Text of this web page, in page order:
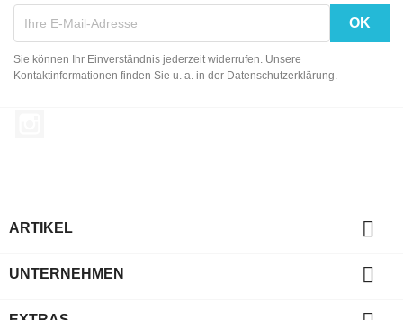
Sie können Ihr Einverständnis jederzeit widerrufen. Unsere
Kontaktinformationen finden Sie u. a. in der Datenschutzerklärung.
ARTIKEL 
UNTERNEHMEN 